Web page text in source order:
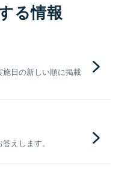
る情報
日の新しい順に掲載
えします。